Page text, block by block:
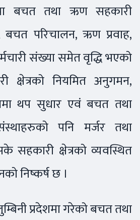
बचत तथा ऋण सहकारी
परिचालन, ऋण प्रवाह,
संख्या समेत वृद्धि भएको
क्षेत्रको नियमित अनुगमन,
थप सुधार एवं बचत तथा
पनि मर्जर तथा
सहकारी क्षेत्रको व्यवस्थित
निष्कर्ष छ ।
प्रदेशमा गरेको बचत तथा